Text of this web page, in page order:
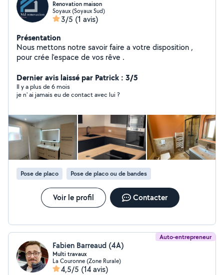
Renovation maison
Soyaux (Soyaux Sud)
3/5 (1 avis)
Présentation
Nous mettons notre savoir faire a votre disposition ,
pour crée l'espace de vos rêve .
Dernier avis laissé par Patrick : 3/5
Il y a plus de 6 mois
je n' ai jamais eu de contact avec lui ?
Pose de placo Pose de placo ou de bandes
Voir le profil Contacter
Auto-entrepreneur
Fabien Barreaud (4A)
Multi travaux
La Couronne (Zone Rurale)
4,5/5 (14 avis)